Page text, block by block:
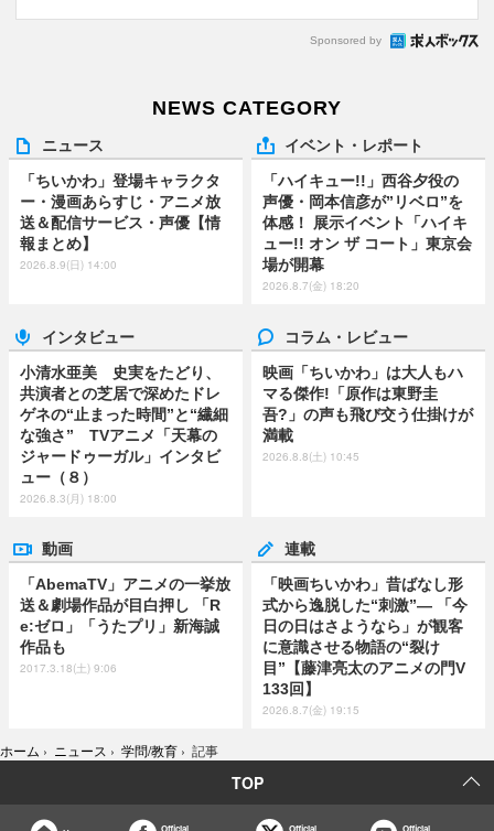
Sponsored by
NEWS CATEGORY
ニュース
「ちいかわ」登場キャラクタ
ー・漫画あらすじ・アニメ放
送＆配信サービス・声優【情
報まとめ】
2026.8.9(日) 14:00
イベント・レポート
「ハイキュー!!」西谷夕役の
声優・岡本信彦が”リベロ”を
体感！ 展示イベント「ハイキ
ュー!! オン ザ コート」東京会
場が開幕
2026.8.7(金) 18:20
インタビュー
小清水亜美 史実をたどり、
共演者との芝居で深めたドレ
ゲネの“止まった時間”と“繊細
な強さ” TVアニメ「天幕の
ジャードゥーガル」インタビ
ュー（８）
2026.8.3(月) 18:00
コラム・レビュー
映画「ちいかわ」は大人もハ
マる傑作!「原作は東野圭
吾?」の声も飛び交う仕掛けが
満載
2026.8.8(土) 10:45
動画
「AbemaTV」アニメの一挙放
送＆劇場作品が目白押し 「R
e:ゼロ」「うたプリ」新海誠
作品も
2017.3.18(土) 9:06
連載
「映画ちいかわ」昔ばなし形
式から逸脱した“刺激”― 「今
日の日はさようなら」が観客
に意識させる物語の“裂け
目”【藤津亮太のアニメの門V
133回】
2026.8.7(金) 19:15
ホーム › ニュース › 学問/教育 › 記事
TOP
Official Official Official